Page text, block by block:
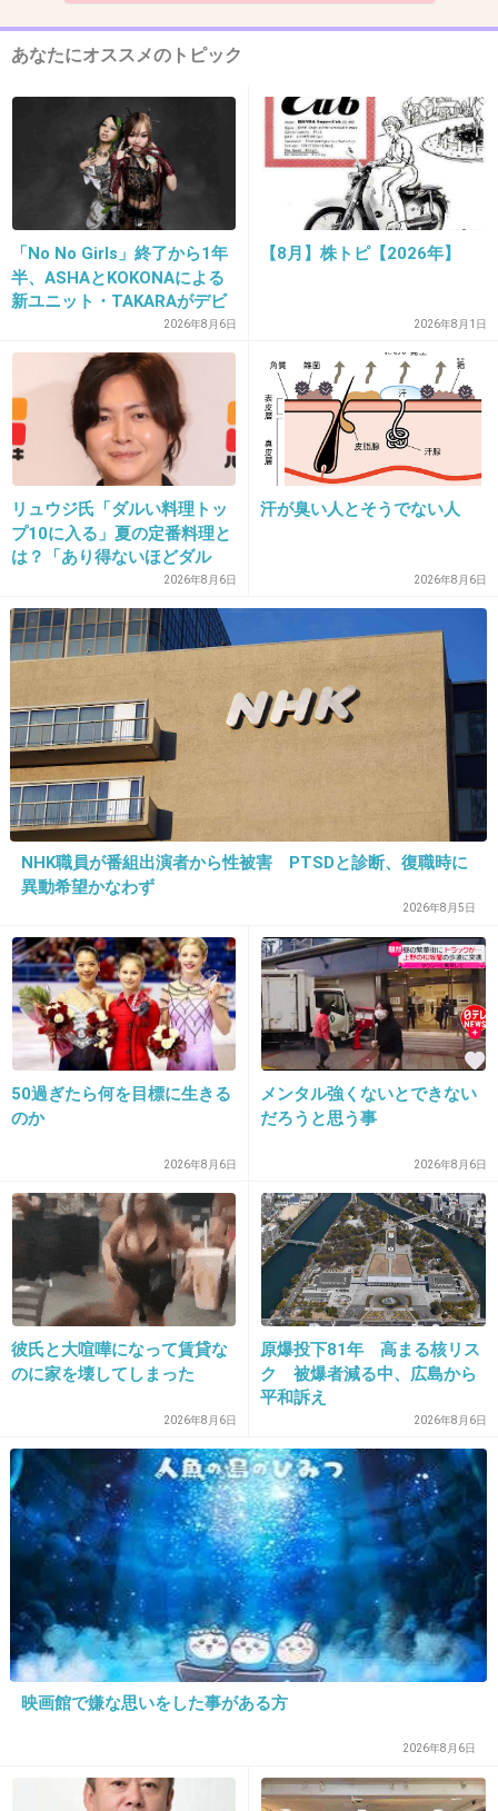
2013/06/15(土) 19:55:59
今ちゃん アカーン！
+11
13. 匿名2013/06/15(土) 19:56:19
矢口と仕事した人多いから、叩くに叩けないと
ころはあると思う。
+16 -2
今田ってダウンタウンとあんまり年変わらない
んだね
出典：www.ohtabooks.com
+16
15. 匿名 2013/06/15(土) 19:58:46
記事に悪意あるけど、冗談で言ってるだけでし
ょ。
+12 -2
16. 匿名
やめとけー！！！！
+4 -2
17. 匿名2013/06/15(土) 20:01:46
馬鹿は？
今田でしょ！
-13
18. 匿名 2013/06/15(土) 20:02:40
矢口も嫌いだけど今田も嫌い。
+22 -9
19. 匿名 2013/06/15(土) 20:02:41
あなたにオススメのトピック
「No No Girls」終了から1年
半、ASHAとKOKONAによる
新ユニット・TAKARAがデビ
2026年8月6日
【8月】株トピ【2026年】
2026年8月1日
リュウジ氏「ダルい料理トッ
プ10に入る」夏の定番料理と
は？「あり得ないほどダル
2026年8月6日
汗が臭い人とそうでない人
2026年8月6日
NHK職員が番組出演者から性被害 PTSDと診断、復職時に
異動希望かなわず
2026年8月5日
50過ぎたら何を目標に生きる
のか
2026年8月6日
メンタル強くないとできない
だろうと思う事
2026年8月6日
彼氏と大喧嘩になって賃貸な
のに家を壊してしまった
2026年8月6日
原爆投下81年 高まる核リス
ク 被爆者減る中、広島から
平和訴え
2026年8月6日
映画館で嫌な思いをした事がある方
2026年8月6日